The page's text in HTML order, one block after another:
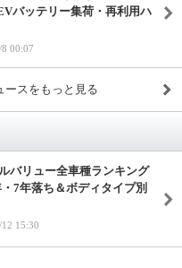
バッテリー集荷・再利用ハ
00:07
ースをもっと見る
バリュー全車種ランキング
7年落ち＆ボディタイプ別
15:30